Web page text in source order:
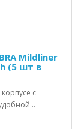
Mildliner
(5 шт в
с
..